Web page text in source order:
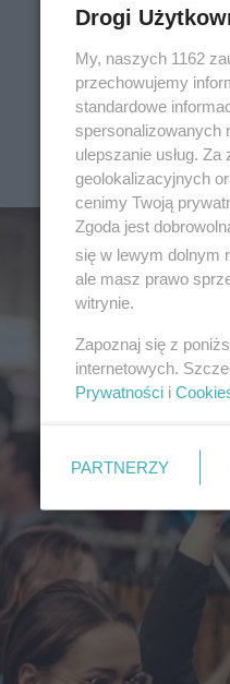
Drogi
My, naszych 1162
przechowujemy
standardowe
spersonalizowanych
ulepszanie usług.
geolokalizacyjnych
cenimy Twoją
Zgoda jest
się w lewym dolnym
ale masz prawo
witrynie.
Zapoznaj się z
internetowych.
Prywatności i
PARTNERZY